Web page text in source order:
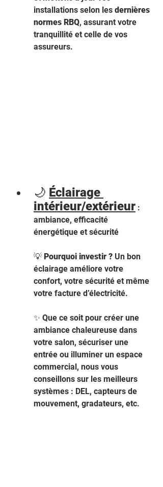
installations selon les dernières
normes RBQ, assurant votre
tranquillité et celle de vos
assureurs.
🌙 Éclairage
intérieur/extérieur :
ambiance, efficacité
énergétique et sécurité
💡 Pourquoi investir ? Un bon
éclairage améliore votre
confort, votre sécurité et même
votre facture d’électricité.
✨ Que ce soit pour créer une
ambiance chaleureuse dans
votre salon, sécuriser une
entrée ou illuminer un espace
commercial, nous vous
conseillons sur les meilleurs
systèmes : DEL, capteurs de
mouvement, gradateurs, etc.